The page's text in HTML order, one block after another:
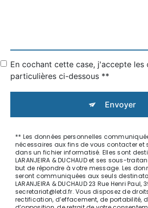
En cochant cette case, j'accepte les
particulières ci-dessous **
Envoyer
** Les données personnelles
nécessaires aux fins de vous contacter et
dans un fichier informatisé. Elles sont
LARANJEIRA & DUCHAUD et ses sous-
but de répondre à votre message. Les
seront communiquées aux seuls
LARANJEIRA & DUCHAUD 23 Rue Henri
secretariat@letd.fr. Vous disposez de
rectification, d’effacement, de portabilité,